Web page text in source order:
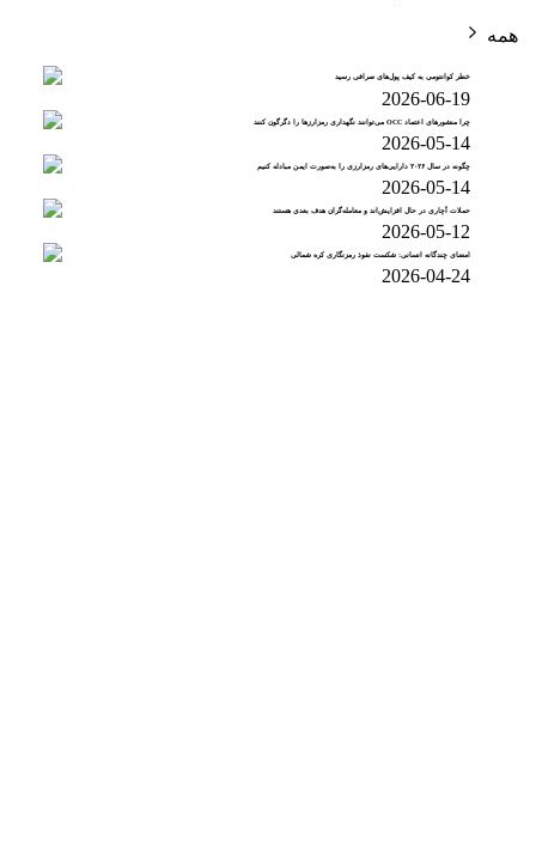
همه
خطر کوانتومی به کیف پول‌های صرافی رسید
2026-06-19
چرا منشورهای اعتماد OCC می‌توانند نگهداری رمزارزها را دگرگون کنند
2026-05-14
چگونه در سال ۲۰۲۶ دارایی‌های رمزارزی را به‌صورت ایمن مبادله کنیم
2026-05-14
حملات آچاری در حال افزایش‌اند و معامله‌گران هدف بعدی هستند
2026-05-12
امضای چندگانه انسانی: شکست نفوذ رمزنگاری کره شمالی
2026-04-24